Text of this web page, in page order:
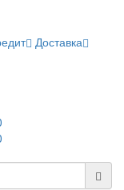
Доставка